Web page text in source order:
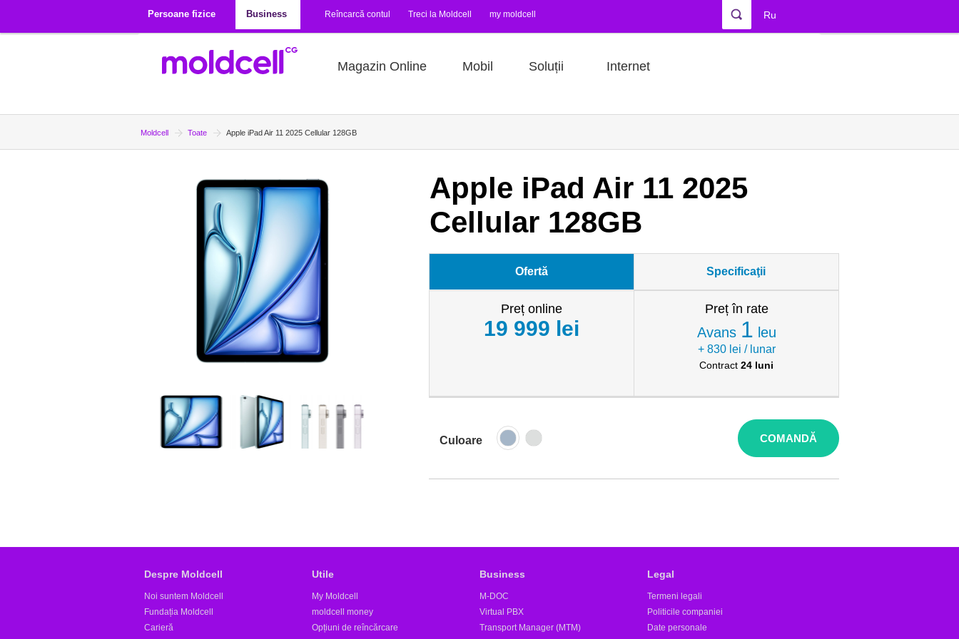
Persoane fizice
Business Reîncarcă contul Treci la Moldcell my moldcell Ru
Magazin Online Mobil Soluții Internet
Moldcell Toate Apple iPad Air 11 2025 Cellular 128GB
Apple iPad Air 11 2025
Cellular 128GB
Ofertă Specificaţii
Preț online
19 999 lei
Preț în rate
Avans 1 leu
+ 830 lei / lunar
Contract 24 luni
Culoare COMANDĂ
Despre Moldcell
Noi suntem Moldcell
Fundația Moldcell
Carieră
Utile
My Moldcell
moldcell money
Opțiuni de reîncărcare
Business
M-DOC
Virtual PBX
Transport Manager (MTM)
Legal
Termeni legali
Politicile companiei
Date personale